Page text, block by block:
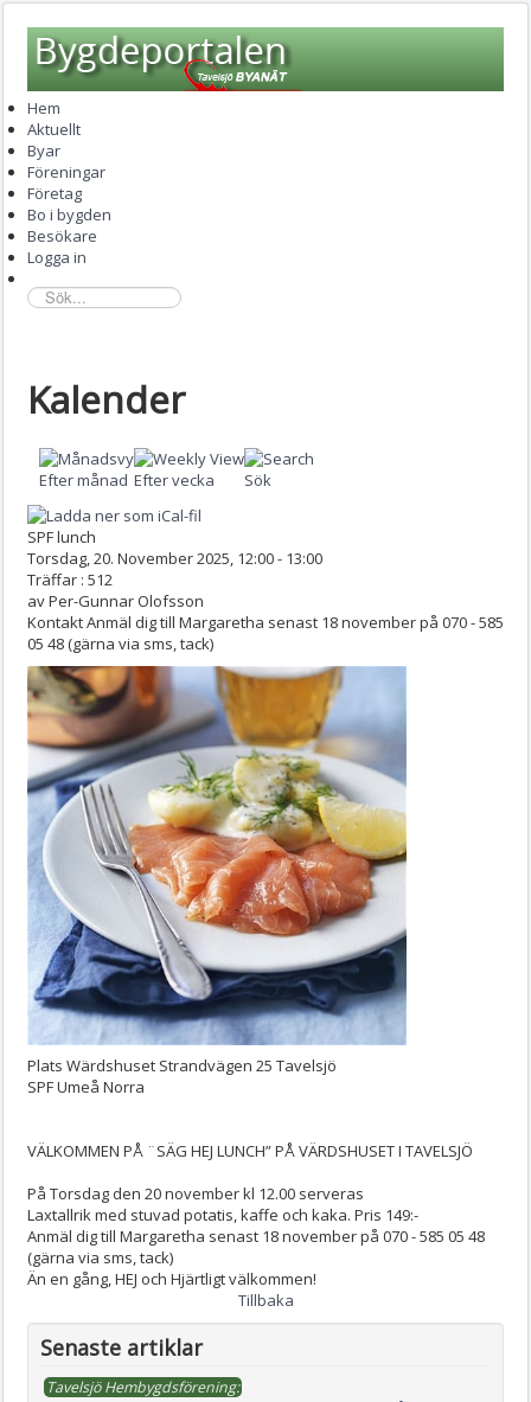
Hem
Aktuellt
Byar
Föreningar
Företag
Bo i bygden
Besökare
Logga in
sök...
Kalender
Efter månad Efter vecka Sök
SPF lunch
Torsdag, 20. November 2025, 12:00 - 13:00
Träffar : 512
avPer-Gunnar Olofsson
KontaktAnmäl dig till Margaretha senast 18 november på 070 - 585
05 48 (gärna via sms, tack)
Plats Wärdshuset Strandvägen 25 Tavelsjö
SPF Umeå Norra
VÄLKOMMEN PÅ ¨SÄG HEJ LUNCH” PÅ VÄRDSHUSET I TAVELSJÖ
På Torsdag den 20 november kl 12.00 serveras
Laxtallrik med stuvad potatis, kaffe och kaka. Pris 149:-
Anmäl dig till Margaretha senast 18 november på 070 - 585 05 48
(gärna via sms, tack)
Än en gång, HEJ och Hjärtligt välkommen!
Tillbaka
Senaste artiklar
Tavelsjö Hembygdsförening: